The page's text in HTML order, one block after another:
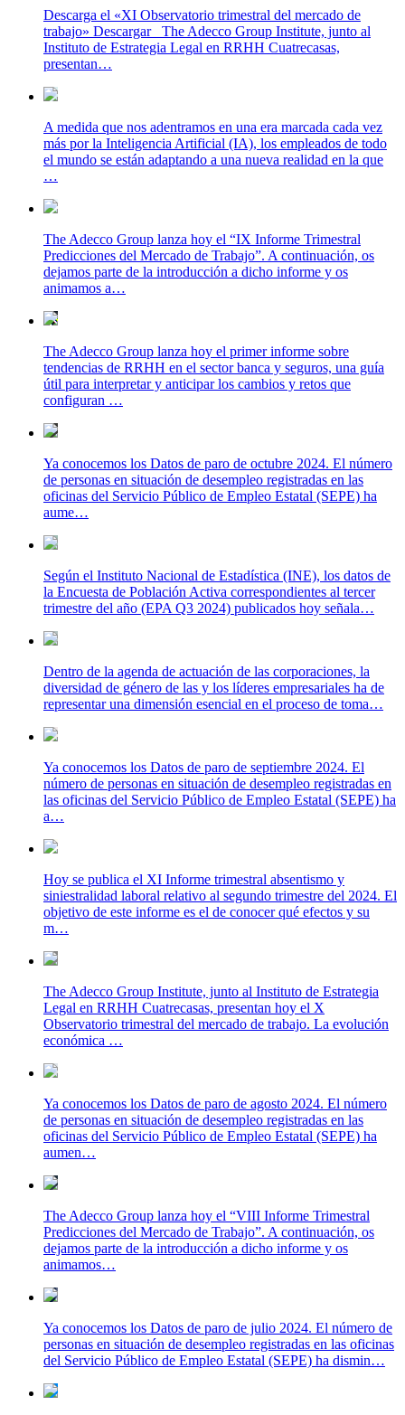
Descarga el «XI Observatorio trimestral del mercado de
trabajo» Descargar The Adecco Group Institute, junto al
Instituto de Estrategia Legal en RRHH Cuatrecasas,
presentan…
A medida que nos adentramos en una era marcada cada vez
más por la Inteligencia Artificial (IA), los empleados de todo
el mundo se están adaptando a una nueva realidad en la que
…
The Adecco Group lanza hoy el “IX Informe Trimestral
Predicciones del Mercado de Trabajo”. A continuación, os
dejamos parte de la introducción a dicho informe y os
animamos a…
The Adecco Group lanza hoy el primer informe sobre
tendencias de RRHH en el sector banca y seguros, una guía
útil para interpretar y anticipar los cambios y retos que
configuran …
Ya conocemos los Datos de paro de octubre 2024. El número
de personas en situación de desempleo registradas en las
oficinas del Servicio Público de Empleo Estatal (SEPE) ha
aume…
Según el Instituto Nacional de Estadística (INE), los datos de
la Encuesta de Población Activa correspondientes al tercer
trimestre del año (EPA Q3 2024) publicados hoy señala…
Dentro de la agenda de actuación de las corporaciones, la
diversidad de género de las y los líderes empresariales ha de
representar una dimensión esencial en el proceso de toma…
Ya conocemos los Datos de paro de septiembre 2024. El
número de personas en situación de desempleo registradas en
las oficinas del Servicio Público de Empleo Estatal (SEPE) ha
a…
Hoy se publica el XI Informe trimestral absentismo y
siniestralidad laboral relativo al segundo trimestre del 2024. El
objetivo de este informe es el de conocer qué efectos y su
m…
The Adecco Group Institute, junto al Instituto de Estrategia
Legal en RRHH Cuatrecasas, presentan hoy el X
Observatorio trimestral del mercado de trabajo. La evolución
económica …
Ya conocemos los Datos de paro de agosto 2024. El número
de personas en situación de desempleo registradas en las
oficinas del Servicio Público de Empleo Estatal (SEPE) ha
aumen…
The Adecco Group lanza hoy el “VIII Informe Trimestral
Predicciones del Mercado de Trabajo”. A continuación, os
dejamos parte de la introducción a dicho informe y os
animamos…
Ya conocemos los Datos de paro de julio 2024. El número de
personas en situación de desempleo registradas en las oficinas
del Servicio Público de Empleo Estatal (SEPE) ha dismin…